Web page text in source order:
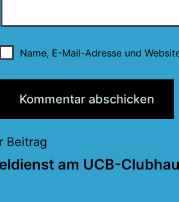
Name, E-Mail-Adresse und
Beitrag
am UCB-